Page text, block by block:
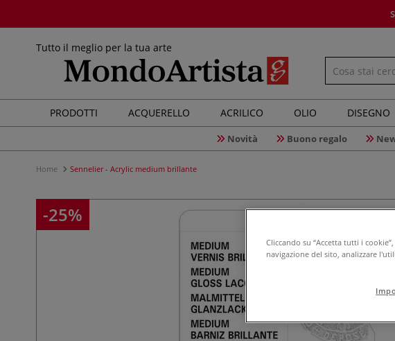
Tutto il meglio per la tua arte
PRODOTTI ACQUERELLO ACRILICO OLIO DISEGNO
Novità Buono regalo
Home Sennelier - Acrylic medium brillante
-25%
Cliccando su “Accetta tutti i
navigazione del sito, analizzare